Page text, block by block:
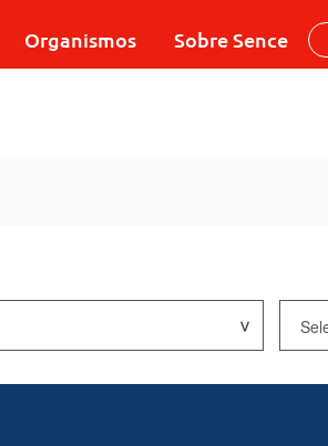
Organismos Sobre Sence